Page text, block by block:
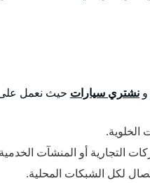
نشتري سيارات حيث نعمل
أو المنشآت
لكل الشبكات المحلية.